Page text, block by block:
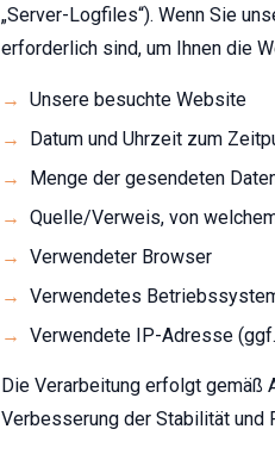
„Server-Logfiles“). Wenn Sie
erforderlich sind, um Ihnen die
Unsere besuchte Website
Datum und Uhrzeit zum
Menge der gesendeten
Quelle/Verweis, von
Verwendeter Browser
Verwendetes
Verwendete IP-Adresse
Die Verarbeitung erfolgt gemäß
Verbesserung der Stabilität und